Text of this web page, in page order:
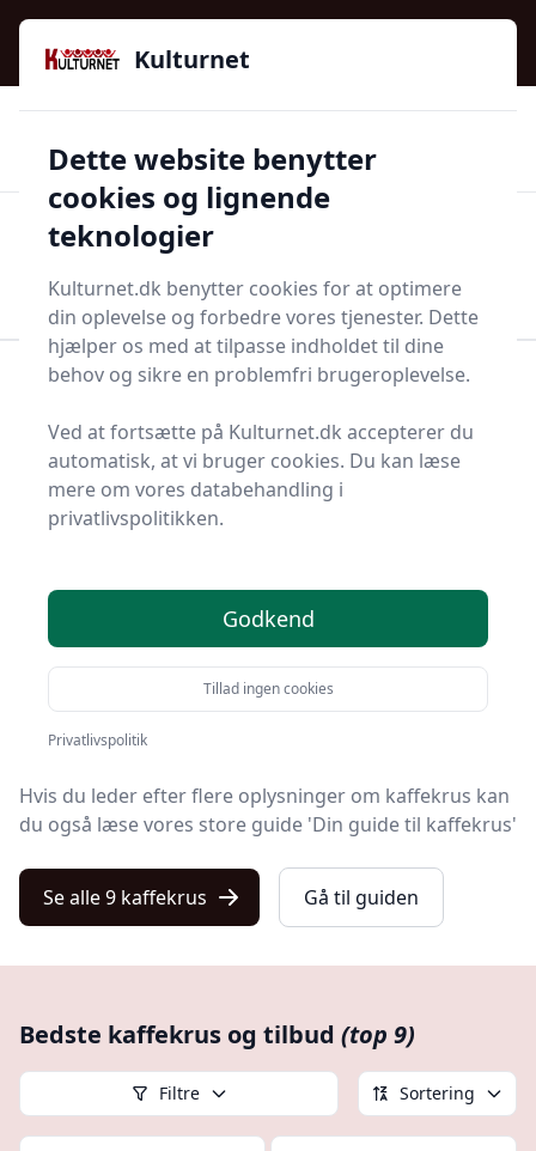
Kulturnet - Alt Det Gode I Livet | Din Kulturguide Siden
2016
97 kategorier 👍Kun godkendte butikker
Start søgning
Bolig og indretning
Køkken og spisestue
Bedste kaffekrus og
tilbud - top 9
Kulturnet er stedet at finde kaffekrus. Vi har samlet 9
top-produkter, så du hurtigt kan vælge det bedste.
Uanset om du ønsker kvalitet, tilbud på kaffekrus, en
bestemt type eller fri levering, kan du finde det bedste
valg blandt vores 9 udvalgte produkter her.
Hvis du leder efter flere oplysninger om kaffekrus kan
du også læse vores store guide 'Din guide til kaffekrus'
Se alle 9 kaffekrus Gå til guiden
Bedste kaffekrus og tilbud (top 9)
Filtre Sortering
Kulturnet
Dette website benytter
cookies og lignende
teknologier
Kulturnet.dk benytter cookies for at optimere
din oplevelse og forbedre vores tjenester. Dette
hjælper os med at tilpasse indholdet til dine
behov og sikre en problemfri brugeroplevelse.
Ved at fortsætte på Kulturnet.dk accepterer du
automatisk, at vi bruger cookies. Du kan læse
mere om vores databehandling i
privatlivspolitikken.
Godkend
Tillad ingen cookies
Privatlivspolitik